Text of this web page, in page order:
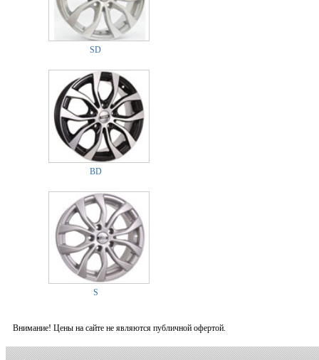
SD
BD
S
Внимание! Цены на сайте не являются публичной офертой.